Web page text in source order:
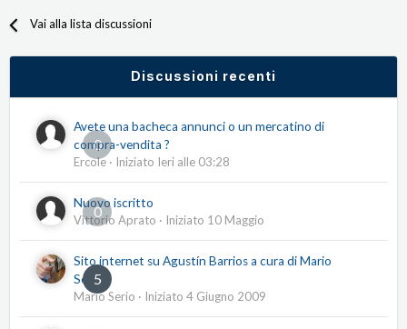
Vai alla lista discussioni
Discussioni recenti
0
Avete una bacheca annunci o un mercatino di
compra-vendita ?
Ercole · Iniziato Ieri alle 03:28
0
Nuovo iscritto
Vittorio Aprato · Iniziato 10 Maggio
5
Sito internet su Agustín Barrios a cura di Mario
Serio
Mario Serio · Iniziato 4 Giugno 2009